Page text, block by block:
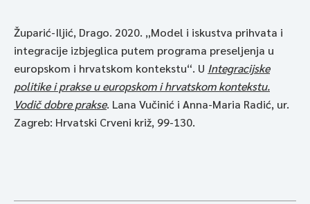
Župarić-Iljić, Drago. 2020. „Model i iskustva prihvata i
integracije izbjeglica putem programa preseljenja u
europskom i hrvatskom kontekstu“. U Integracijske
politike i prakse u europskom i hrvatskom kontekstu.
Vodič dobre prakse. Lana Vučinić i Anna-Maria Radić, ur.
Zagreb: Hrvatski Crveni križ, 99-130.